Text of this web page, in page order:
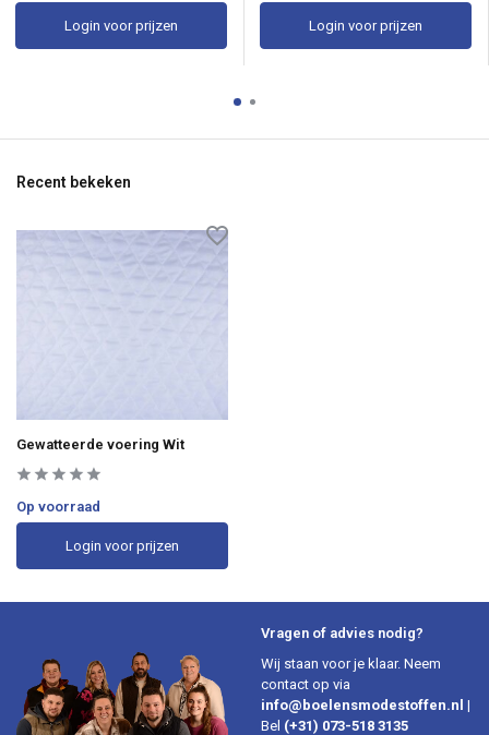
Login voor prijzen Login voor prijzen
Recent bekeken
Gewatteerde voering Wit
Op voorraad
Login voor prijzen
Vragen of advies nodig?
Wij staan voor je klaar. Neem
contact op via
info@boelensmodestoffen.nl |
Bel (+31) 073-518 3135